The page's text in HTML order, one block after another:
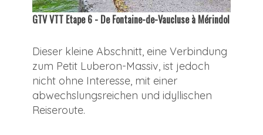
GTV VTT Etape 6 - De Fontaine-de-Vaucluse à Mérindol
Dieser kleine Abschnitt, eine Verbindung
zum Petit Luberon-Massiv, ist jedoch
nicht ohne Interesse, mit einer
abwechslungsreichen und idyllischen
Reiseroute.